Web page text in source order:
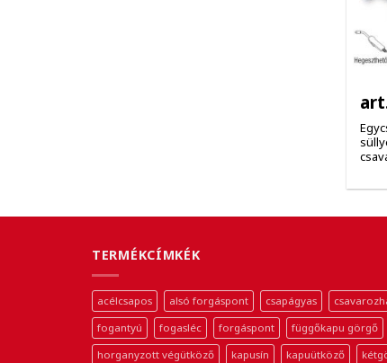
TERMÉKCÍMKÉK
acélcsapos alsó forgáspont csapágyas
fogantyú
fogasléc forgáspont függőkapu görgő
horganyzott végütköző
kapusín kapuütköző